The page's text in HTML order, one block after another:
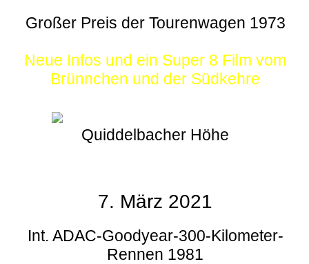
Großer Preis der Tourenwagen 1973
Neue Infos und ein Super 8 Film vom
Brünnchen und der Südkehre
Quiddelbacher Höhe
7. März 2021
Int. ADAC-Goodyear-300-Kilometer-
Rennen 1981